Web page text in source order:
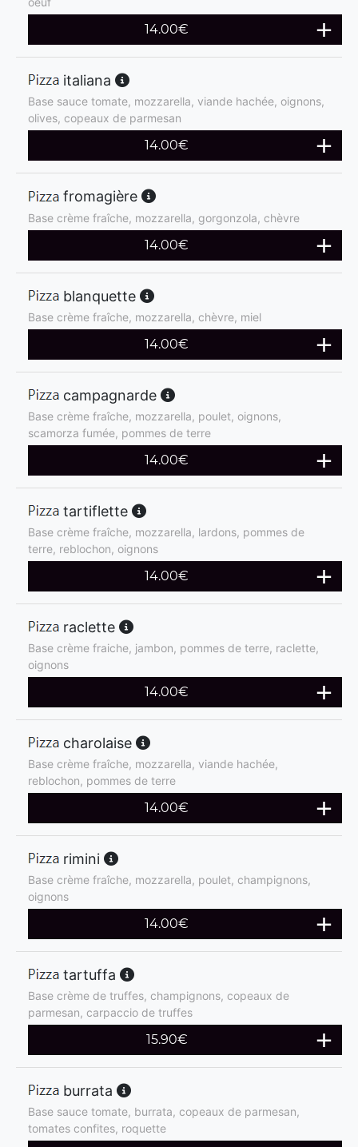
14.00€
italiana
Base sauce tomate, mozzarella, viande hachée, oignons,
olives, copeaux de parmesan
14.00€
fromagière
Base crème fraîche, mozzarella, gorgonzola, chèvre
14.00€
blanquette
Base crème fraîche, mozzarella, chèvre, miel
14.00€
campagnarde
Base crème fraîche, mozzarella, poulet, oignons,
scamorza fumée, pommes de terre
14.00€
tartiflette
Base crème fraîche, mozzarella, lardons, pommes de
terre, reblochon, oignons
14.00€
raclette
Base crème fraiche, jambon, pommes de terre, raclette,
oignons
14.00€
charolaise
Base crème fraîche, mozzarella, viande hachée,
reblochon, pommes de terre
14.00€
rimini
Base crème fraîche, mozzarella, poulet, champignons,
oignons
14.00€
tartuffa
Base crème de truffes, champignons, copeaux de
parmesan, carpaccio de truffes
15.90€
burrata
Base sauce tomate, burrata, copeaux de parmesan,
tomates confites, roquette